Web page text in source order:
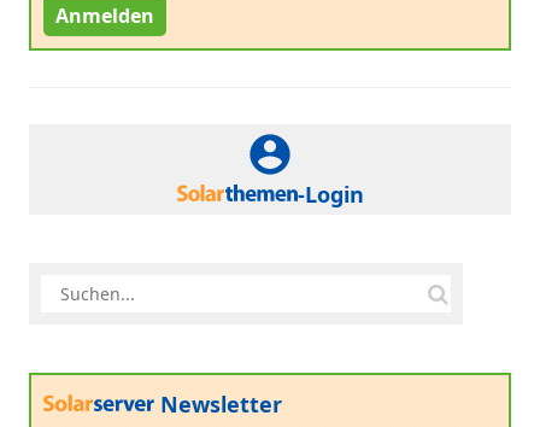
Anmelden
-Login
Newsletter